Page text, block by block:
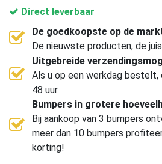
Direct leverbaar
De goedkoopste op de
De nieuwste producten, de
Uitgebreide
Als u op een werkdag bestelt,
48 uur.
Bumpers in grotere
Bij aankoop van 3 bumpers
meer dan 10 bumpers
korting!